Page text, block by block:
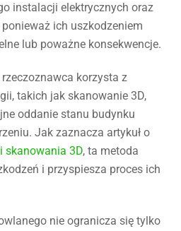
instalacji elektrycznych oraz
ich uszkodzeniem
lub poważne konsekwencje.
korzysta z
takich jak skanowanie 3D,
oddanie stanu budynku
Jak zaznacza artykuł o
skanowania 3D, ta metoda
i przyspiesza proces ich
nie ogranicza się tylko